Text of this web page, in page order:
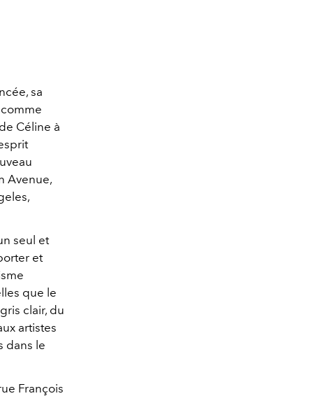
sa
Céline à
Avenue,
seul et
et
que le
clair, du
artistes
dans le
François